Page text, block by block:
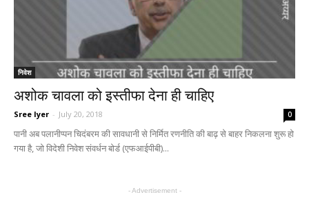
निवेश
अशोक चावला को इस्तीफा देना ही चाहिए
Sree Iyer - July 20, 2018 0
पानी अब पलानीप्पन चिदंबरम की सावधानी से निर्मित रणनीति की बाढ़ से बाहर निकलना शुरू हो
गया है, जो विदेशी निवेश संवर्धन बोर्ड (एफआईपीबी)...
- Advertisement -